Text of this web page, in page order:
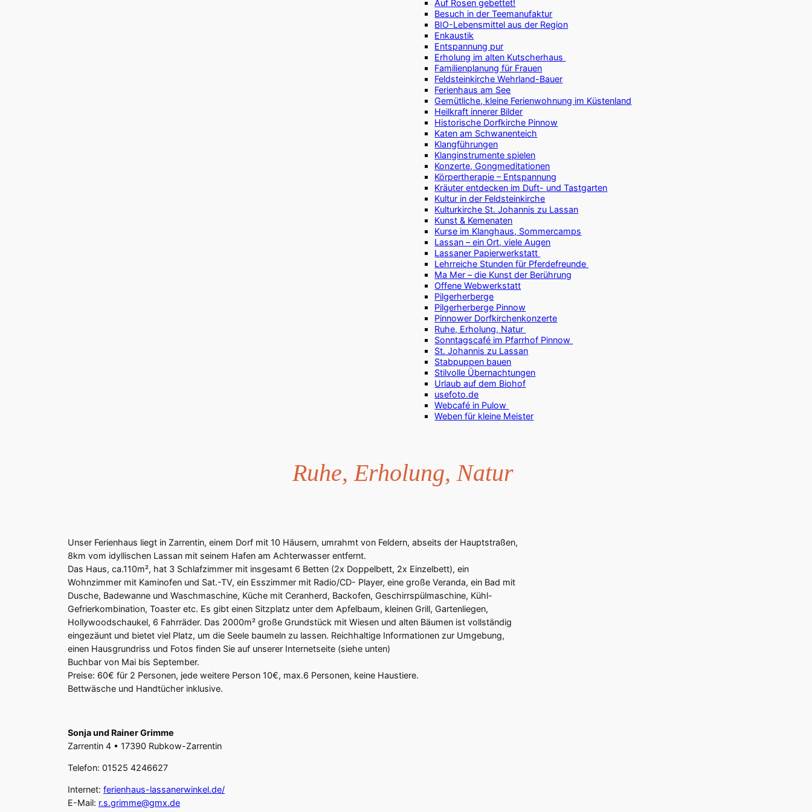
Auf Rosen gebettet!
Besuch in der Teemanufaktur
BIO-Lebensmittel aus der Region
Enkaustik
Entspannung pur
Erholung im alten Kutscherhaus
Familienplanung für Frauen
Feldsteinkirche Wehrland-Bauer
Ferienhaus am See
Gemütliche, kleine Ferienwohnung im Küstenland
Heilkraft innerer Bilder
Historische Dorfkirche Pinnow
Katen am Schwanenteich
Klangführungen
Klanginstrumente spielen
Konzerte, Gongmeditationen
Körpertherapie – Entspannung
Kräuter entdecken im Duft- und Tastgarten
Kultur in der Feldsteinkirche
Kulturkirche St. Johannis zu Lassan
Kunst & Kemenaten
Kurse im Klanghaus, Sommercamps
Lassan – ein Ort, viele Augen
Lassaner Papierwerkstatt
Lehrreiche Stunden für Pferdefreunde
Ma Mer – die Kunst der Berührung
Offene Webwerkstatt
Pilgerherberge
Pilgerherberge Pinnow
Pinnower Dorfkirchenkonzerte
Ruhe, Erholung, Natur
Sonntagscafé im Pfarrhof Pinnow
St. Johannis zu Lassan
Stabpuppen bauen
Stilvolle Übernachtungen
Urlaub auf dem Biohof
usefoto.de
Webcafé in Pulow
Weben für kleine Meister
Ruhe, Erholung, Natur
Unser Ferienhaus liegt in Zarrentin, einem Dorf mit 10 Häusern, umrahmt von Feldern, abseits der Hauptstraßen,
8km vom idyllischen Lassan mit seinem Hafen am Achterwasser entfernt.
Das Haus, ca.110m², hat 3 Schlafzimmer mit insgesamt 6 Betten (2x Doppelbett, 2x Einzelbett), ein
Wohnzimmer mit Kaminofen und Sat.-TV, ein Esszimmer mit Radio/CD- Player, eine große Veranda, ein Bad mit
Dusche, Badewanne und Waschmaschine, Küche mit Ceranherd, Backofen, Geschirrspülmaschine, Kühl-
Gefrierkombination, Toaster etc. Es gibt einen Sitzplatz unter dem Apfelbaum, kleinen Grill, Gartenliegen,
Hollywoodschaukel, 6 Fahrräder. Das 2000m² große Grundstück mit Wiesen und alten Bäumen ist vollständig
eingezäunt und bietet viel Platz, um die Seele baumeln zu lassen. Reichhaltige Informationen zur Umgebung,
einen Hausgrundriss und Fotos finden Sie auf unserer Internetseite (siehe unten)
Buchbar von Mai bis September.
Preise: 60€ für 2 Personen, jede weitere Person 10€, max.6 Personen, keine Haustiere.
Bettwäsche und Handtücher inklusive.
Sonja und Rainer Grimme
Zarrentin 4 • 17390 Rubkow-Zarrentin
Telefon: 01525 4246627
Internet: ferienhaus-lassanerwinkel.de/
E-Mail: r.s.grimme@gmx.de